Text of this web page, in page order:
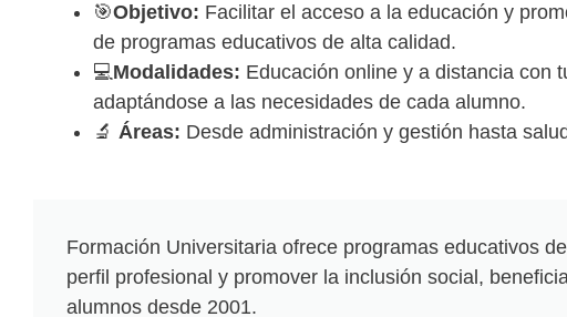
🎯Objetivo: Facilitar el acceso a la educación y
de programas educativos de alta calidad.
💻Modalidades: Educación online y a distancia con
adaptándose a las necesidades de cada alumno.
🔬 Áreas: Desde administración y gestión hasta
Formación Universitaria ofrece programas educativos
perfil profesional y promover la inclusión social,
alumnos desde 2001.